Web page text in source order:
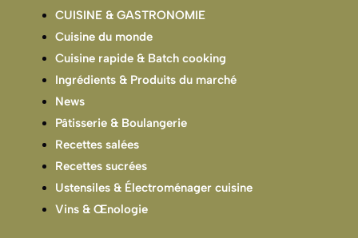
CUISINE & GASTRONOMIE
Cuisine du monde
Cuisine rapide & Batch cooking
Ingrédients & Produits du marché
News
Pâtisserie & Boulangerie
Recettes salées
Recettes sucrées
Ustensiles & Électroménager cuisine
Vins & Œnologie